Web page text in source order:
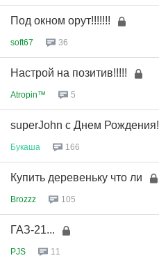
Под окном орут!!!!!!!
soft67 36
Настрой на позитив!!!!!
Atropin™ 5
superJohn с Днем Рождения!
Букаша 166
Купить деревеньку что ли
Brozzz 105
ГАЗ-21...
PJS 11